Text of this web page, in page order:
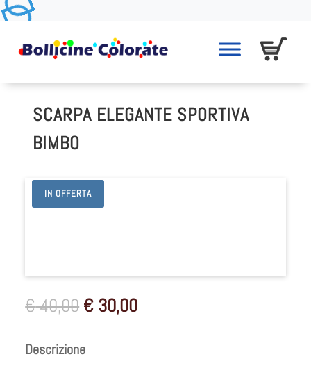
SCARPA ELEGANTE SPORTIVA
BIMBO
IN OFFERTA
€40,00 Il
originale
era:
€ 30,00Il
è:
Descrizione